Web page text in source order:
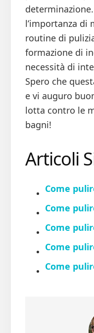
l’importanza di
routine di
formazione di
necessità di
Spero che
e vi auguro
lotta contro le
bagni!
Articoli
Come
Come
Come
Come
Come